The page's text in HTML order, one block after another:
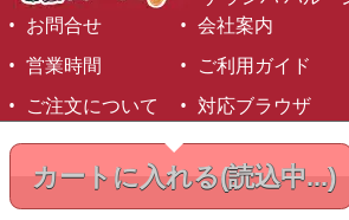
カートに入れる(読込中...)
お問合せ
会社案内
営業時間
ご利用ガイド
ご注文について
対応ブラウザ
©1999-2026 NARANJA Inc. All